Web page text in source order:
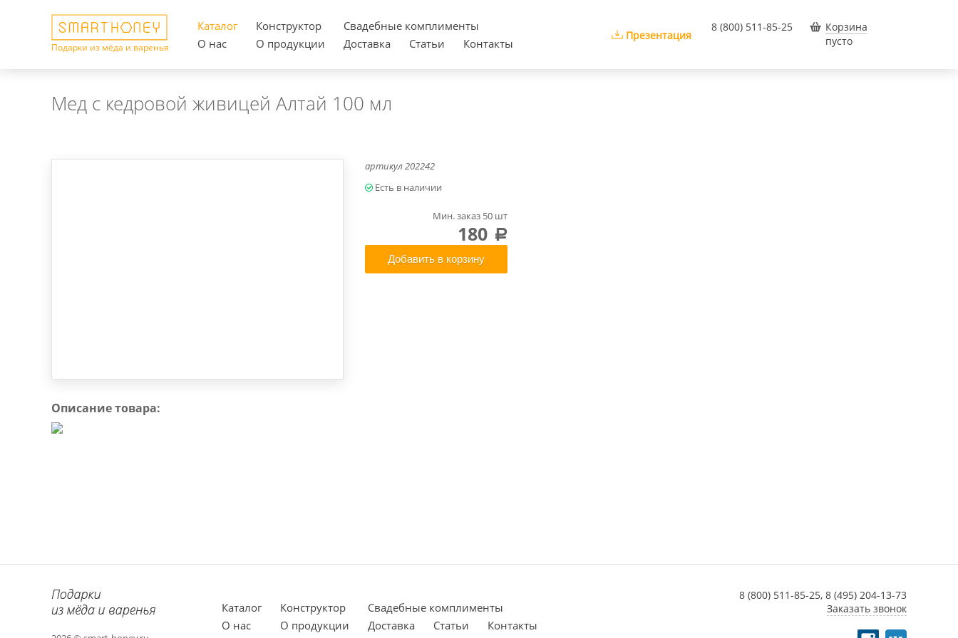
Подарки из мёда и варенья
Каталог Конструктор
Cвадебные комплименты
О нас
О продукции Доставка Статьи Контакты
Презентация
8 (800) 511-85-25
Корзина
пусто
Мед с кедровой живицей Алтай 100 мл
артикул202242
Мин. заказ 50 шт
180 a
Добавить в корзину
Описание товара:
Каталог Конструктор
Cвадебные комплименты
О нас
О продукции Доставка Статьи Контакты
8 (800) 511-85-25, 8 (495) 204-13-73
Заказать звонок